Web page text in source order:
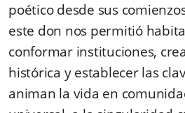
poético desde sus
este don nos permitió
conformar instituciones,
histórica y establecer las
animan la vida en